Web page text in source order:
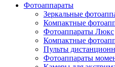
Фотоаппараты
Зеркальные
Компактные
Фотоаппараты Люкс
Компактные
Пульты
Фотоаппараты